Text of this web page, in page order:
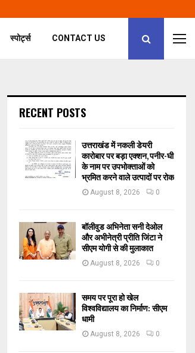
स्पोर्ट्स CONTACT US
RECENT POSTS
उत्तराखंड में नकली डेयरी
कारोबार पर बड़ा एक्शन, पनीर-घी
के नाम पर उपभोक्ताओं को
भ्रमित करने वाले उत्पादों पर रोक
August 8, 2026 0
बॉलीवुड अभिनेता सनी देओल
और अभीनेत्री प्रीति जिंटा ने
सीएम योगी से की मुलाकात
August 8, 2026 0
समय पर पूरा हो खेल
विश्वविद्यालय का निर्माण: सीएम
धामी
August 8, 2026 0